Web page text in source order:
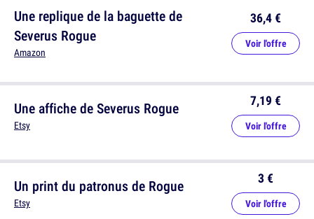
Une replique de la baguette de
Severus Rogue
Amazon
36,4 €
Voir l'offre
Un print du patronus de Rogue
Etsy
3 €
Voir l'offre
Une affiche de Severus Rogue
Etsy
7,19 €
Voir l'offre